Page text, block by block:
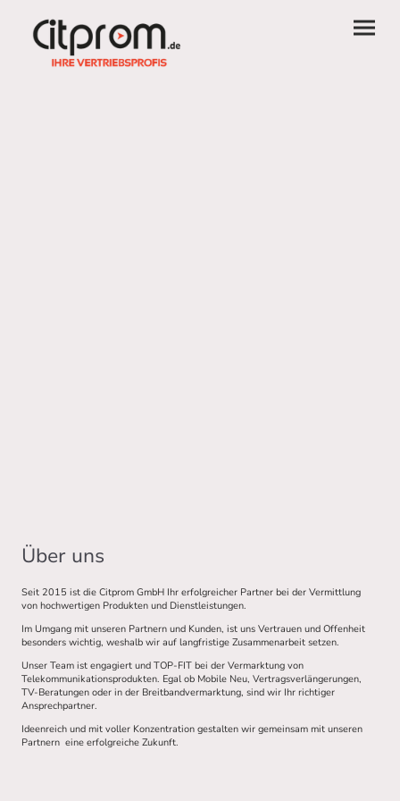
Über uns
Seit 2015 ist die Citprom GmbH Ihr erfolgreicher Partner bei der Vermittlung
von hochwertigen Produkten und Dienstleistungen.
Im Umgang mit unseren Partnern und Kunden, ist uns Vertrauen und Offenheit
besonders wichtig, weshalb wir auf langfristige Zusammenarbeit setzen.
Unser Team ist engagiert und TOP-FIT bei der Vermarktung von
Telekommunikationsprodukten. Egal ob Mobile Neu, Vertragsverlängerungen,
TV-Beratungen oder in der Breitbandvermarktung, sind wir Ihr richtiger
Ansprechpartner.
Ideenreich und mit voller Konzentration gestalten wir gemeinsam mit unseren
Partnern eine erfolgreiche Zukunft.